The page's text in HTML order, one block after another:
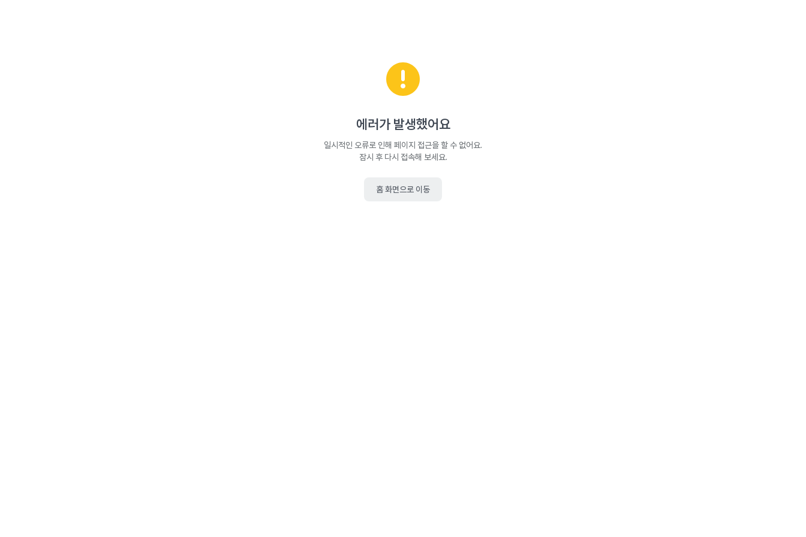
에러가 발생했어요
일시적인 오류로 인해 페이지 접근을 할 수 없어요.
잠시 후 다시 접속해 보세요.
홈 화면으로 이동